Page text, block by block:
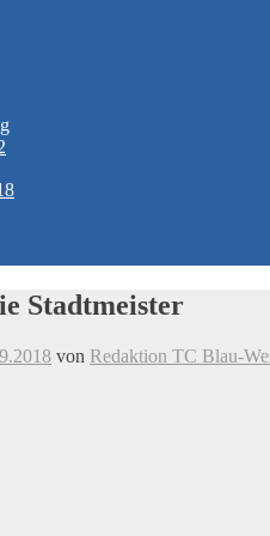
Stadtmeister
von Redaktion TC Blau-